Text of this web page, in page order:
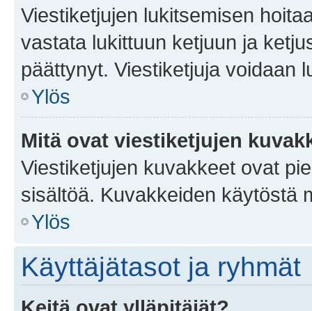
Viestiketjujen lukitsemisen
vastata lukittuun ketjuun ja
päättynyt. Viestiketjuja voidaan
Ylös
Mitä ovat viestiketjujen
Viestiketjujen kuvakkeet ovat
sisältöä. Kuvakkeiden käytöstä
Ylös
Käyttäjätasot ja ryhmät